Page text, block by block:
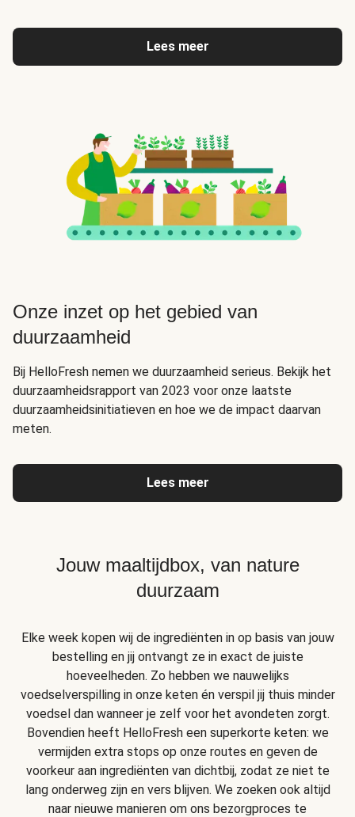
Lees meer
Onze inzet op het gebied van
duurzaamheid
Bij HelloFresh nemen we duurzaamheid serieus. Bekijk het
duurzaamheidsrapport van 2023 voor onze laatste
duurzaamheidsinitiatieven en hoe we de impact daarvan
meten.
Lees meer
Jouw maaltijdbox, van nature
duurzaam
Elke week kopen wij de ingrediënten in op basis van jouw
bestelling en jij ontvangt ze in exact de juiste
hoeveelheden. Zo hebben we nauwelijks
voedselverspilling in onze keten én verspil jij thuis minder
voedsel dan wanneer je zelf voor het avondeten zorgt.
Bovendien heeft HelloFresh een superkorte keten: we
vermijden extra stops op onze routes en geven de
voorkeur aan ingrediënten van dichtbij, zodat ze niet te
lang onderweg zijn en vers blijven. We zoeken ook altijd
naar nieuwe manieren om ons bezorgproces te